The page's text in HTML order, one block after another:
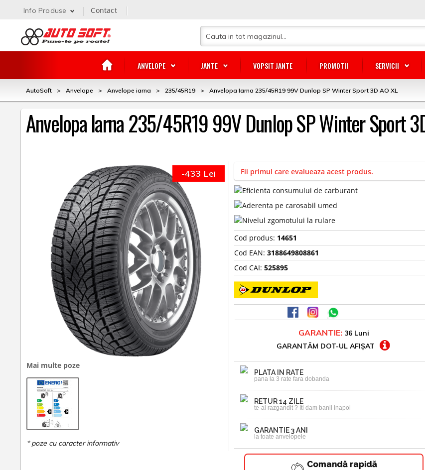
ANVELOPE JANTE VOPSIT JANTE PROMOTII SERVICII
Info Produse Contact
AutoSoft > Anvelope > Anvelope iarna > 235/45R19 > Anvelopa Iarna 235/45R19 99V Dunlop SP Winter Sport 3D AO XL
Anvelopa Iarna 235/45R19 99V Dunlop SP Winter Sport
Mai multe poze
-433 Lei Fii primul care evalueaza acest produs.
Cod produs: 14651
Cod EAN:3188649808861
Cod CAI:525895
GARANTIE: 36 Luni
GARANTĂM DOT-UL AFIȘAT
PLATA IN RATE
pana la 3 rate fara dobanda
RETUR 14 ZILE
te-ai razgandit ? Iti dam banii inapoi
GARANTIE 3 ANI
la toate anvelopele
Comandă rapidă